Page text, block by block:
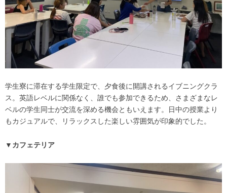
学生寮に滞在する学生限定で、夕食後に開講されるイブニングクラ
ス。英語レベルに関係なく、誰でも参加できるため、さまざまなレ
ベルの学生同士が交流を深める機会ともいえます。日中の授業より
もカジュアルで、リラックスした楽しい雰囲気が印象的でした。
▼カフェテリア